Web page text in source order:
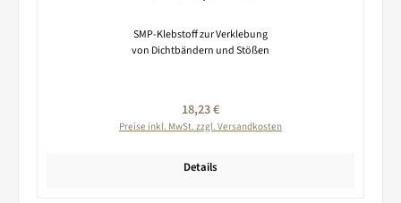
SMP-Klebstoff zur Verklebung
von Dichtbändern und Stößen
Regulärer Preis:
18,23 €
Preise inkl. MwSt. zzgl. Versandkosten
Details